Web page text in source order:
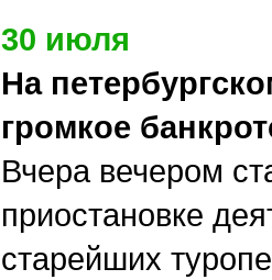
30 июля
На
громкое
Вчера вечером
приостановке
старейших